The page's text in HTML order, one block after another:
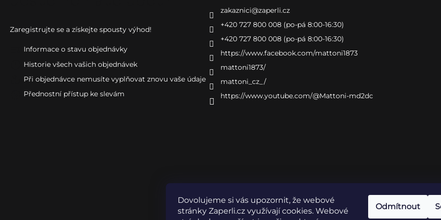
Dovolujeme si vás upozornit, že webové
stránky Zaperli.cz využívají cookies. Webové
Odmítnout
Zaregistrujte se a získejte spousty výhod!
Informace o stavu objednávky
Historie všech vašich objednávek
Při objednávce nemusíte vyplňovat znovu vaše údaje
Přednostní přístup ke slevám
zakaznici@zaperli.cz
+420 727 800 008 (po-pá 8:00-16:30)
+420 727 800 008 (po-pá 8:00-16:30)
https://www.facebook.com/mattoni1873
mattoni1873/
mattoni_cz_/
https://www.youtube.com/@Mattoni-md2dc